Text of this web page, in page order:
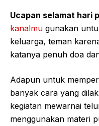
Ucapan selamat hari
kanalmu gunakan
keluarga, teman
katanya penuh doa
Adapun untuk
banyak cara yang
kegiatan mewarnai
menggunakan materi